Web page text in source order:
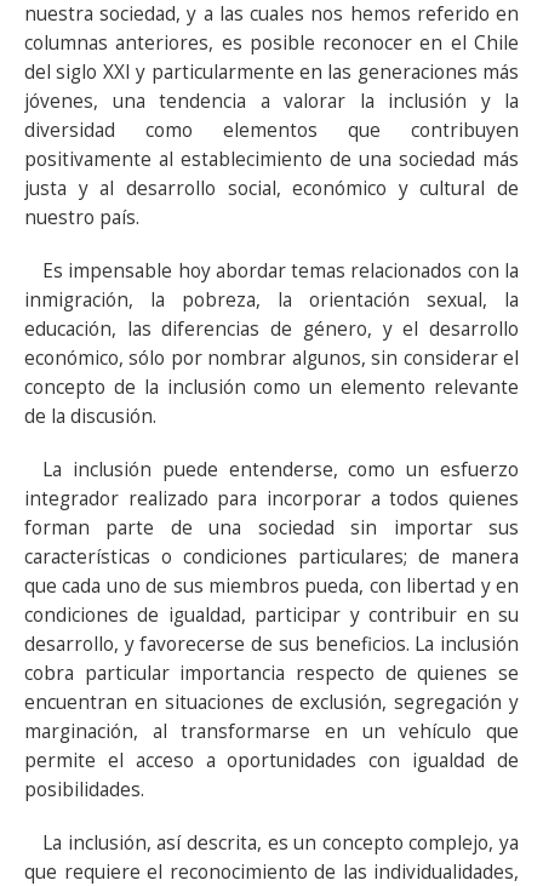
nuestra sociedad, y a las cuales nos hemos referido en
columnas anteriores, es posible reconocer en el Chile
del siglo XXI y particularmente en las generaciones más
jóvenes, una tendencia a valorar la inclusión y la
diversidad como elementos que contribuyen
positivamente al establecimiento de una sociedad más
justa y al desarrollo social, económico y cultural de
nuestro país.
Es impensable hoy abordar temas relacionados con la
inmigración, la pobreza, la orientación sexual, la
educación, las diferencias de género, y el desarrollo
económico, sólo por nombrar algunos, sin considerar el
concepto de la inclusión como un elemento relevante
de la discusión.
La inclusión puede entenderse, como un esfuerzo
integrador realizado para incorporar a todos quienes
forman parte de una sociedad sin importar sus
características o condiciones particulares; de manera
que cada uno de sus miembros pueda, con libertad y en
condiciones de igualdad, participar y contribuir en su
desarrollo, y favorecerse de sus beneficios. La inclusión
cobra particular importancia respecto de quienes se
encuentran en situaciones de exclusión, segregación y
marginación, al transformarse en un vehículo que
permite el acceso a oportunidades con igualdad de
posibilidades.
La inclusión, así descrita, es un concepto complejo, ya
que requiere el reconocimiento de las individualidades,